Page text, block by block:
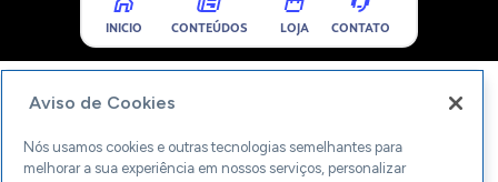
INICIO CONTEÚDOS LOJA CONTATO
Aviso de Cookies
Nós usamos cookies e outras tecnologias semelhantes para
melhorar a sua experiência em nossos serviços, personalizar